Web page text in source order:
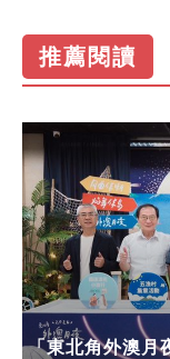
推薦閱讀
「東北角外澳月